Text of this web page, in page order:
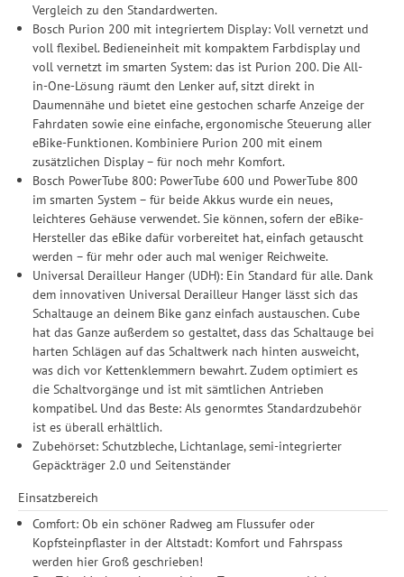
Vergleich zu den Standardwerten.
Bosch Purion 200 mit integriertem Display: Voll vernetzt und
voll flexibel. Bedieneinheit mit kompaktem Farbdisplay und
voll vernetzt im smarten System: das ist Purion 200. Die All-
in-One-Lösung räumt den Lenker auf, sitzt direkt in
Daumennähe und bietet eine gestochen scharfe Anzeige der
Fahr­daten sowie eine einfache, ergonomische Steuerung aller
eBike-Funktionen. Kombiniere Purion 200 mit einem
zusätzlichen Display – für noch mehr Komfort.
Bosch PowerTube 800: PowerTube 600 und PowerTube 800
im smarten System – für beide Akkus wurde ein neues,
leichteres Gehäuse verwendet. Sie können, sofern der eBike-
Hersteller das eBike dafür vorbereitet hat, einfach getauscht
werden – für mehr oder auch mal weniger Reichweite.
Universal Derailleur Hanger (UDH): Ein Standard für alle. Dank
dem innovativen Universal Derailleur Hanger lässt sich das
Schaltauge an deinem Bike ganz einfach austauschen. Cube
hat das Ganze außerdem so gestaltet, dass das Schaltauge bei
harten Schlägen auf das Schaltwerk nach hinten ausweicht,
was dich vor Kettenklemmern bewahrt. Zudem optimiert es
die Schaltvorgänge und ist mit sämtlichen Antrieben
kompatibel. Und das Beste: Als genormtes Standardzubehör
ist es überall erhältlich.
Zubehörset: Schutzbleche, Lichtanlage, semi-integrierter
Gepäckträger 2.0 und Seitenständer
Einsatzbereich
Comfort: Ob ein schöner Radweg am Flussufer oder
Kopfsteinpflaster in der Altstadt: Komfort und Fahrspass
werden hier Groß geschrieben!